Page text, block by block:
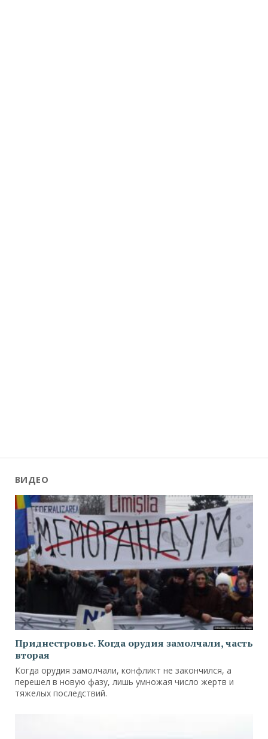
ВИДЕО
Приднестровье. Когда орудия замолчали, часть
вторая
Когда орудия замолчали, конфликт не закончился, а
перешел в новую фазу, лишь умножая число жертв и
тяжелых последствий.